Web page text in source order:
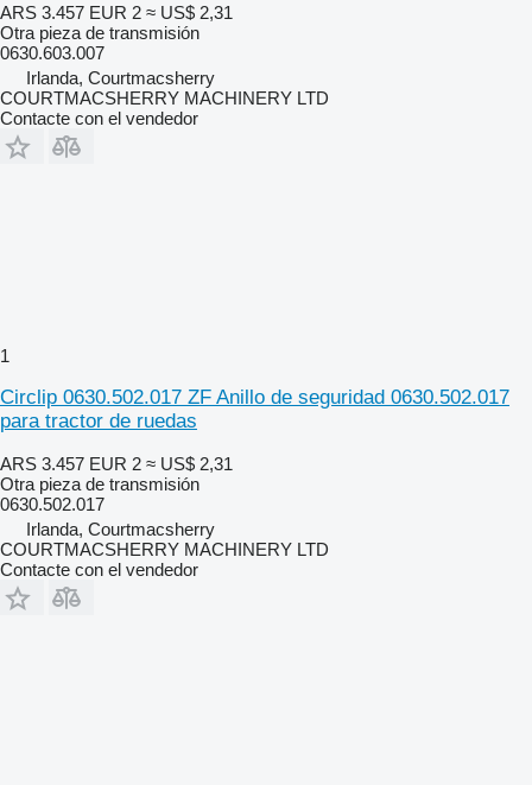
ARS 3.457 EUR 2 ≈ US$ 2,31
Otra pieza de transmisión
0630.603.007
Irlanda, Courtmacsherry
COURTMACSHERRY MACHINERY LTD
Contacte con el vendedor
1
Circlip 0630.502.017 ZF Anillo de seguridad 0630.502.017
para tractor de ruedas
ARS 3.457 EUR 2 ≈ US$ 2,31
Otra pieza de transmisión
0630.502.017
Irlanda, Courtmacsherry
COURTMACSHERRY MACHINERY LTD
Contacte con el vendedor